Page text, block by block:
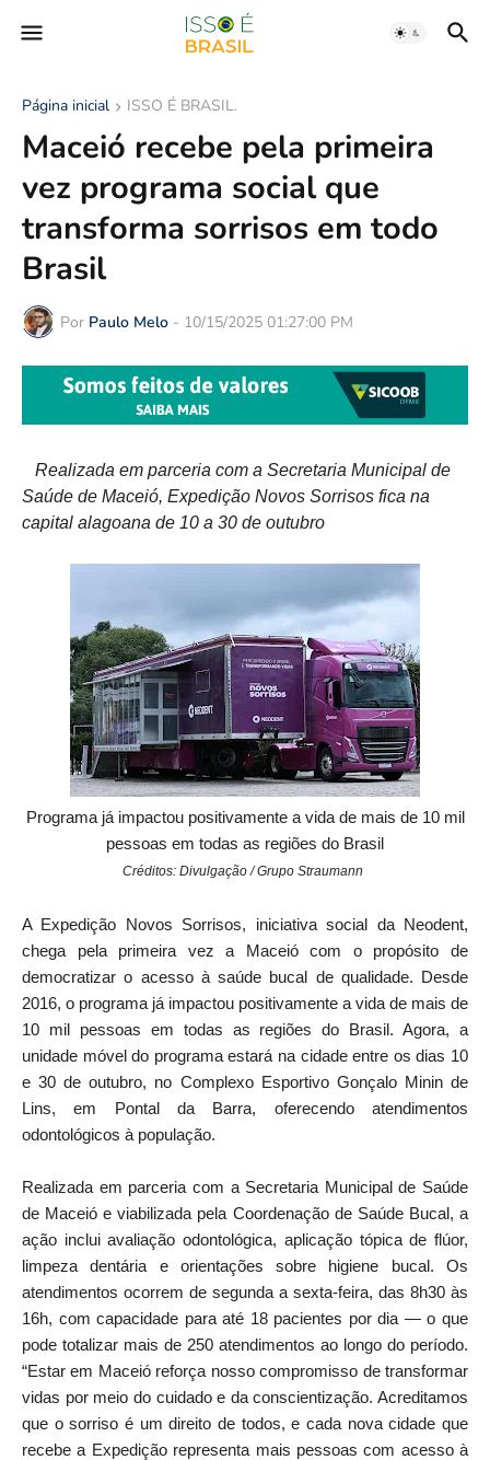
Página inicial ISSO É BRASIL.
Maceió recebe pela primeira
vez programa social que
transforma sorrisos em todo
Brasil
Por Paulo Melo - 10/15/2025 01:27:00 PM
Realizada em parceria com a Secretaria Municipal de
Saúde de Maceió, Expedição Novos Sorrisos fica na
capital alagoana de 10 a 30 de outubro
Programa já impactou positivamente a vida de mais de 10 mil
pessoas em todas as regiões do Brasil
Créditos: Divulgação / Grupo Straumann
A Expedição Novos Sorrisos, iniciativa social da Neodent,
chega pela primeira vez a Maceió com o propósito de
democratizar o acesso à saúde bucal de qualidade. Desde
2016, o programa já impactou positivamente a vida de mais de
10 mil pessoas em todas as regiões do Brasil. Agora, a
unidade móvel do programa estará na cidade entre os dias 10
e 30 de outubro, no Complexo Esportivo Gonçalo Minin de
Lins, em Pontal da Barra, oferecendo atendimentos
odontológicos à população.
Realizada em parceria com a Secretaria Municipal de Saúde
de Maceió e viabilizada pela Coordenação de Saúde Bucal, a
ação inclui avaliação odontológica, aplicação tópica de flúor,
limpeza dentária e orientações sobre higiene bucal. Os
atendimentos ocorrem de segunda a sexta-feira, das 8h30 às
16h, com capacidade para até 18 pacientes por dia — o que
pode totalizar mais de 250 atendimentos ao longo do período.
“Estar em Maceió reforça nosso compromisso de transformar
vidas por meio do cuidado e da conscientização. Acreditamos
que o sorriso é um direito de todos, e cada nova cidade que
recebe a Expedição representa mais pessoas com acesso à